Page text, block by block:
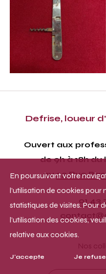
Defrise, loueur
Ouvert aux
de 9h à 18h
au23 Rue
01 43
Nos
En poursuivant votre
l’utilisation de cookies pour
statistiques de visites. Pour
l’utilisation des cookies,
relative aux cookies.
J'accepte Je refuse